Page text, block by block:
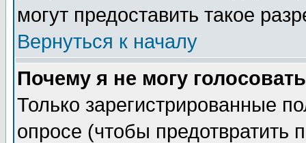
могут предоставить такое
Вернуться к началу
Почему я не могу
Только зарегистрированные
опросе (чтобы предотвратить